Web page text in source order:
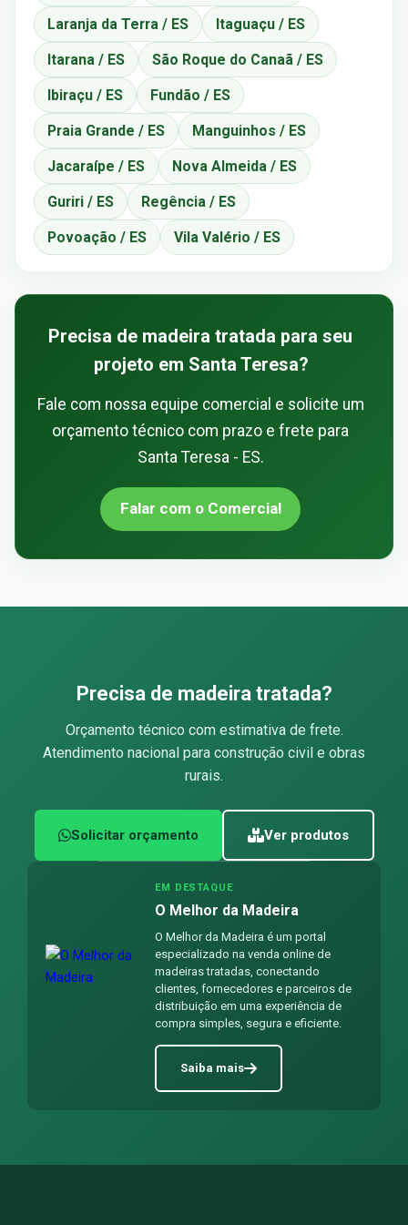
Laranja da Terra / ES Itaguaçu / ES
Itarana / ES São Roque do Canaã / ES
Ibiraçu / ES Fundão / ES
Praia Grande / ES Manguinhos / ES
Jacaraípe / ES Nova Almeida / ES
Guriri / ES Regência / ES
Povoação / ES Vila Valério / ES
Precisa de madeira tratada para seu
projeto em Santa Teresa?
Fale com nossa equipe comercial e solicite um
orçamento técnico com prazo e frete para
Santa Teresa - ES.
Falar com o Comercial
Precisa de madeira tratada?
Orçamento técnico com estimativa de frete.
Atendimento nacional para construção civil e obras
rurais.
Solicitar orçamento Ver produtos
EM DESTAQUE
O Melhor da Madeira
O Melhor da Madeira é um portal
especializado na venda online de
madeiras tratadas, conectando
clientes, fornecedores e parceiros de
distribuição em uma experiência de
compra simples, segura e eficiente.
Saiba mais